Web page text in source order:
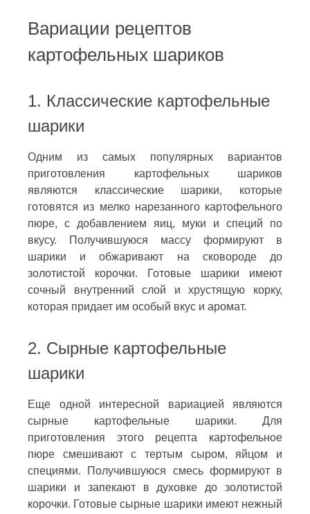
Вариации рецептов
картофельных шариков
1. Классические картофельные
шарики
Одним из самых популярных вариантов
приготовления картофельных шариков
являются классические шарики, которые
готовятся из мелко нарезанного картофельного
пюре, с добавлением яиц, муки и специй по
вкусу. Получившуюся массу формируют в
шарики и обжаривают на сковороде до
золотистой корочки. Готовые шарики имеют
сочный внутренний слой и хрустящую корку,
которая придает им особый вкус и аромат.
2. Сырные картофельные
шарики
Еще одной интересной вариацией являются
сырные картофельные шарики. Для
приготовления этого рецепта картофельное
пюре смешивают с тертым сыром, яйцом и
специями. Получившуюся смесь формируют в
шарики и запекают в духовке до золотистой
корочки. Готовые сырные шарики имеют нежный